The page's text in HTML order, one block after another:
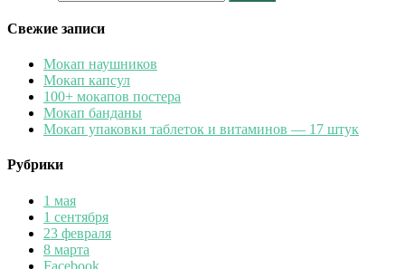
Свежие записи
Мокап наушников
Мокап капсул
100+ мокапов постера
Мокап банданы
Мокап упаковки таблеток и витаминов — 17 штук
Рубрики
1 мая
1 сентября
23 февраля
8 марта
Facebook